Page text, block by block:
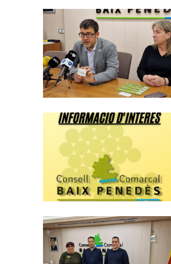
El Consell
Comarcal Del Baix
Penedès
Senyalitza Els
Camins Ramaders
Del Baix Penedès.
Turisme
Procés Selectiu
Borsa
D'enginyers.
Ocupació
Obre L'oficina
Comarcal
D'impuls A La
Transició
Energètica Per